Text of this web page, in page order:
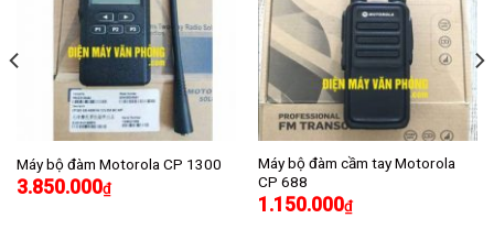
Máy bộ đàm Motorola CP 1300
3.850.000₫
Máy bộ đàm cầm tay Motorola
CP 688
1.150.000₫